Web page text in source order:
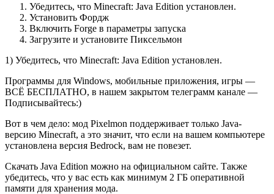
Убедитесь, что Minecraft: Java Edition установлен.
Установить Фордж
Включить Forge в параметры запуска
Загрузите и установите Пиксельмон
1) Убедитесь, что Minecraft: Java Edition установлен.
Программы для Windows, мобильные приложения, игры —
ВСЁ БЕСПЛАТНО, в нашем закрытом телеграмм канале —
Подписывайтесь:)
Вот в чем дело: мод Pixelmon поддерживает только Java-
версию Minecraft, а это значит, что если на вашем компьютере
установлена ​​версия Bedrock, вам не повезет.
Скачать Java Edition можно на официальном сайте. Также
убедитесь, что у вас есть как минимум 2 ГБ оперативной
памяти для хранения мода.